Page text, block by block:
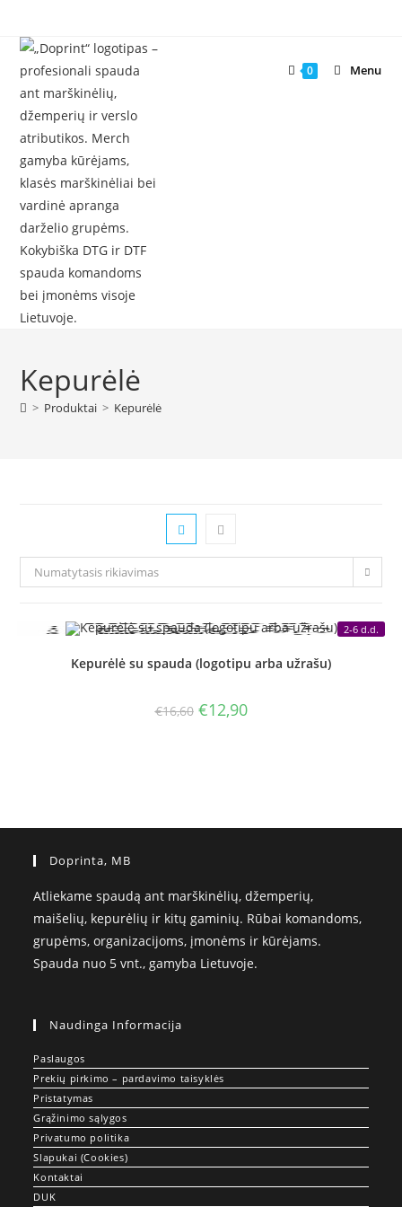
content
0 Menu
Kepurėlė
> Produktai > Kepurėlė
Numatytasis rikiavimas
2-6 d.d.
Kepurėlė su spauda (logotipu arba užrašu)
€16,60 Original
price
€12,90Current
price
Doprinta, MB
Atliekame spaudą ant marškinėlių, džemperių,
maišelių, kepurėlių ir kitų gaminių. Rūbai komandoms,
grupėms, organizacijoms, įmonėms ir kūrėjams.
Spauda nuo 5 vnt., gamyba Lietuvoje.
Naudinga Informacija
Paslaugos
Prekių pirkimo – pardavimo taisyklės
Pristatymas
Grąžinimo sąlygos
Privatumo politika
Slapukai (Cookies)
Kontaktai
DUK